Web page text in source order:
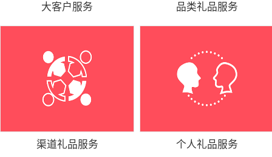
大客户服务 品类礼品服务
渠道礼品服务 个人礼品服务